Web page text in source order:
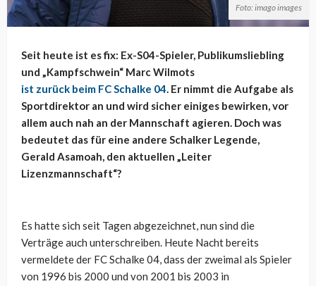
Foto: imago images
Seit heute ist es fix: Ex-S04-Spieler, Publikumsliebling
und „Kampfschwein“ Marc Wilmots
ist zurück beim FC Schalke 04. Er nimmt die Aufgabe als
Sportdirektor an und wird sicher einiges bewirken, vor
allem auch nah an der Mannschaft agieren. Doch was
bedeutet das für eine andere Schalker Legende,
Gerald Asamoah, den aktuellen „Leiter
Lizenzmannschaft“?
Es hatte sich seit Tagen abgezeichnet, nun sind die
Verträge auch unterschreiben. Heute Nacht bereits
vermeldete der FC Schalke 04, dass der zweimal als Spieler
von 1996 bis 2000 und von 2001 bis 2003 in